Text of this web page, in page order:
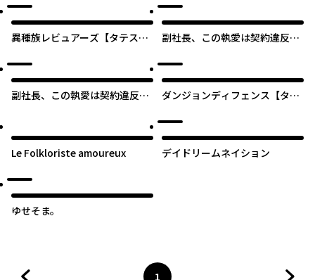
RISE FROM THE ASHES-
異種族レビュアーズ【タテス
副社長、この執愛は契約違反で
副社長、この執愛は契約違反で
ダンジョンディフェンス【タテ
Le Folkloriste amoureux デイドリームネイション
ゆせそま。
1